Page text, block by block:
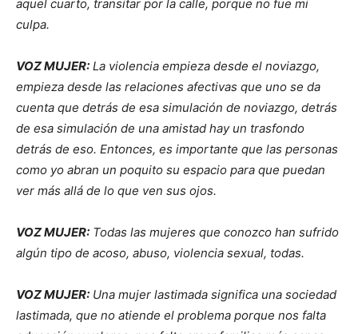
aquel cuarto, transitar por la calle, porque no fue mi
culpa.
VOZ MUJER: La violencia empieza desde el noviazgo,
empieza desde las relaciones afectivas que uno se da
cuenta que detrás de esa simulación de noviazgo, detrás
de esa simulación de una amistad hay un trasfondo
detrás de eso. Entonces, es importante que las personas
como yo abran un poquito su espacio para que puedan
ver más allá de lo que ven sus ojos.
VOZ MUJER: Todas las mujeres que conozco han sufrido
algún tipo de acoso, abuso, violencia sexual, todas.
VOZ MUJER: Una mujer lastimada significa una sociedad
lastimada, que no atiende el problema porque nos falta